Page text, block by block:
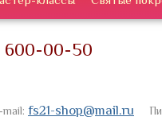
600-00-50
mail: fs21-shop@mail.ru